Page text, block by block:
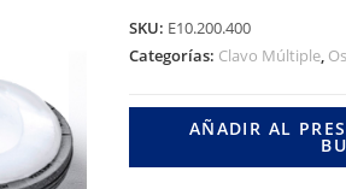
2
MM.
SKU: E10.200.400
Categorías: Clavo Múltiple,
AÑADIR AL